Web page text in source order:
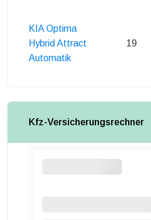
KIA Optima
Hybrid Attract
Automatik
19
Kfz-Versicherungsrechner